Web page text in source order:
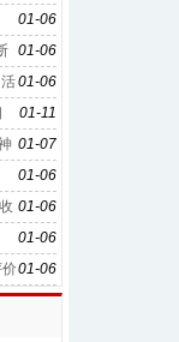
01-06
01-06
01-06
01-11
01-07
01-06
01-06
01-06
01-06
价